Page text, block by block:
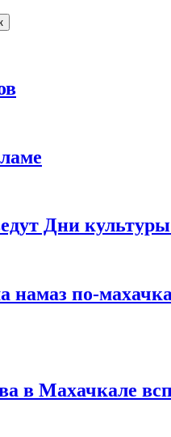
Дни
намаз по-
в Махачкале